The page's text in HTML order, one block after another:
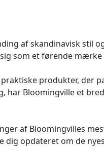
af skandinavisk stil
som et førende
produkter, der
Bloomingville et
af Bloomingvilles
opdateret om de